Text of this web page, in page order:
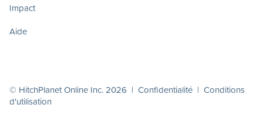
Impact
Aide
© HitchPlanet Online Inc. 2026 | Confidentialité | Conditions
d'utilisation